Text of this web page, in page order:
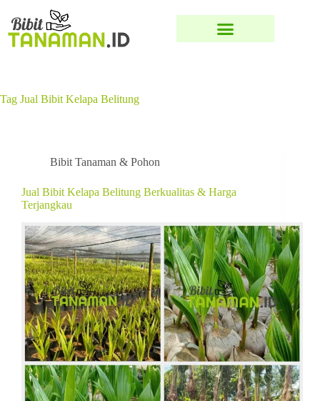
Tag Jual Bibit Kelapa Belitung
Bibit Tanaman & Pohon
Jual Bibit Kelapa Belitung Berkualitas & Harga
Terjangkau